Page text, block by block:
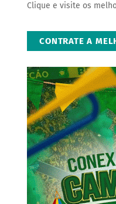
Clique e visite os
CONTRATE A